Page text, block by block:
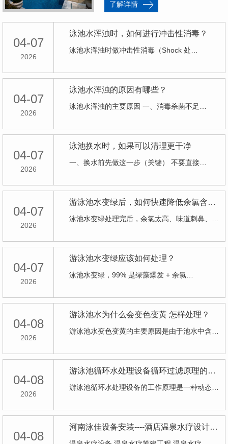
了解详情
04-07
2026
泳池水浑浊时，如何进行冲击性消毒？
泳池水浑浊时做冲击性消毒（Shock 处…
04-07
2026
泳池水浑浊的原因有哪些？
泳池水浑浊的主要原因 一、消毒杀菌不足…
04-07
2026
泳池换水时，如果可以清理更干净
一、换水前先做这一步（关键） 不要直接…
04-07
2026
游泳池水变绿后，如何快速降低余氯含量？
泳池水变绿处理完后，余氯太高、味道刺鼻、…
04-07
2026
游泳池水变绿应该如何处理？
泳池水变绿，99% 是绿藻爆发 + 余氯…
04-08
2026
游泳池水为什么会变色变黄 怎样处理？
游泳池水变色变黄的主要原因是由于池水中含…
04-08
2026
游泳池循环水处理设备循环过滤原理的表现是什么？
游泳池循环水处理设备的工作原理是一种动态…
04-08
河南泳佳设备安装----酒店温泉水疗设计施工